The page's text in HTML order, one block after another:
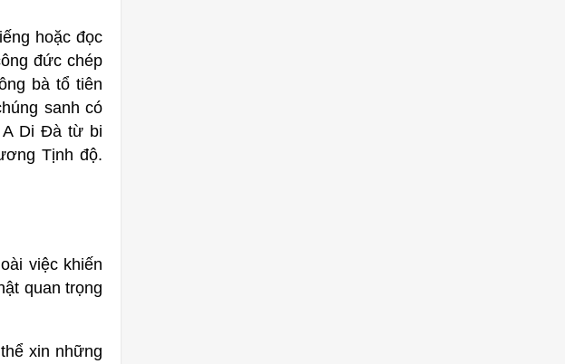
hoặc đọc
đức chép
bà tổ tiên
sanh có
A Di Đà từ bi
Tịnh độ.
việc khiến
quan trọng
xin những